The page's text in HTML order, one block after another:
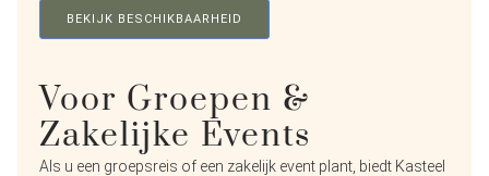
BEKIJK BESCHIKBAARHEID
Voor Groepen &
Zakelijke Events
Als u een groepsreis of een zakelijk event plant, biedt Kasteel